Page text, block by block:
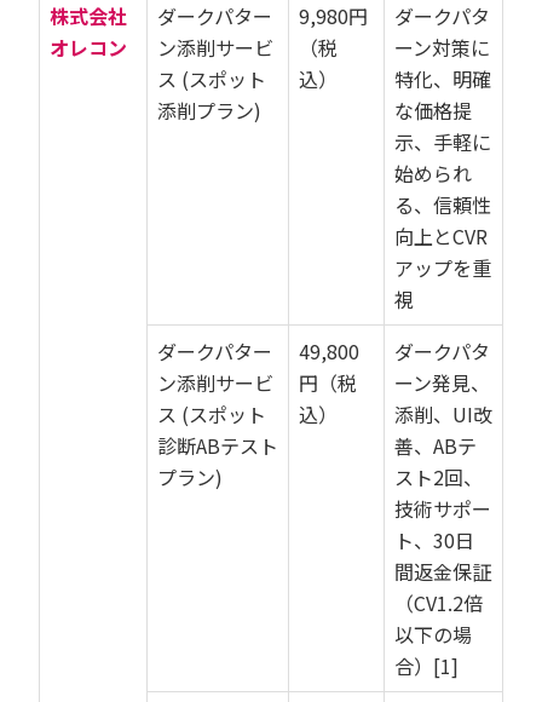
株式会社
オレコン
ダークパター
ン添削サービ
ス (スポット
添削プラン)
9,980円
（税
込）
ダークパタ
ーン対策に
特化、明確
な価格提
示、手軽に
始められ
る、信頼性
向上とCVR
アップを重
視
ダークパター
ン添削サービ
ス (スポット
診断ABテスト
プラン)
49,800
円（税
込）
ダークパタ
ーン発見、
添削、UI改
善、ABテ
スト2回、
技術サポー
ト、30日
間返金保証
（CV1.2倍
以下の場
合）[1]